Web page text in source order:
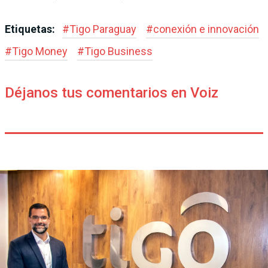
Etiquetas: #Tigo Paraguay #conexión e innovación
#Tigo Money #Tigo Business
Déjanos tus comentarios en Voiz